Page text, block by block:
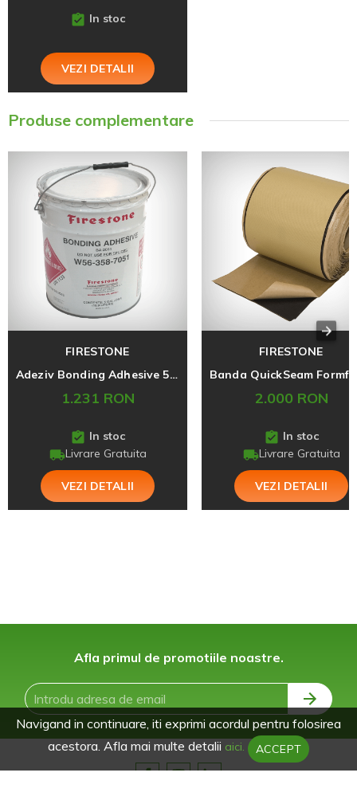
In stoc
VEZI DETALII
Produse complementare
FIRESTONE
Adeziv Bonding Adhesive 5 gal
1.231 RON
In stoc
Livrare Gratuita
VEZI DETALII
FIRESTONE
2.000 RON
In stoc
Livrare Gratuita
VEZI DETALII
Afla primul de promotiile noastre.
Navigand in continuare, iti exprimi acordul pentru folosirea
acestora. Afla mai multe detalii aici. ACCEPT